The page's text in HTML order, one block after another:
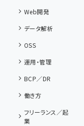
Web開発
データ解析
OSS
運用・管理
BCP／DR
働き方
フリーランス／起
業